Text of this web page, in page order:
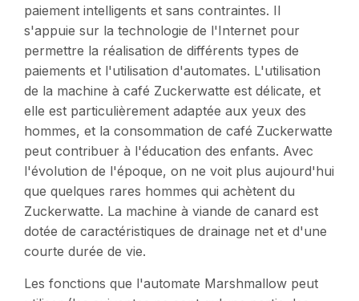
paiement intelligents et sans contraintes. Il
s'appuie sur la technologie de l'Internet pour
permettre la réalisation de différents types de
paiements et l'utilisation d'automates. L'utilisation
de la machine à café Zuckerwatte est délicate, et
elle est particulièrement adaptée aux yeux des
hommes, et la consommation de café Zuckerwatte
peut contribuer à l'éducation des enfants. Avec
l'évolution de l'époque, on ne voit plus aujourd'hui
que quelques rares hommes qui achètent du
Zuckerwatte. La machine à viande de canard est
dotée de caractéristiques de drainage net et d'une
courte durée de vie.
Les fonctions que l'automate Marshmallow peut